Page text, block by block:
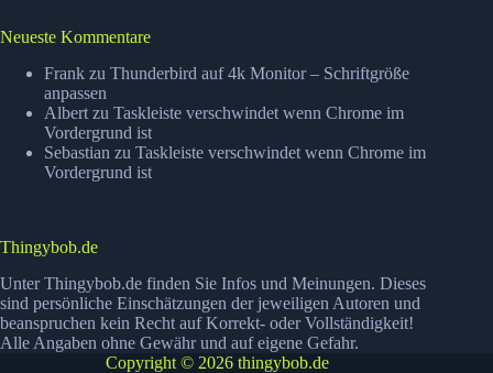
Neueste Kommentare
Frank zu Thunderbird auf 4k Monitor – Schriftgröße
anpassen
Albert zu Taskleiste verschwindet wenn Chrome im
Vordergrund ist
Sebastian zu Taskleiste verschwindet wenn Chrome im
Vordergrund ist
Thingybob.de
Unter Thingybob.de finden Sie Infos und Meinungen. Dieses
sind persönliche Einschätzungen der jeweiligen Autoren und
beanspruchen kein Recht auf Korrekt- oder Vollständigkeit!
Alle Angaben ohne Gewähr und auf eigene Gefahr.
Copyright © 2026 thingybob.de